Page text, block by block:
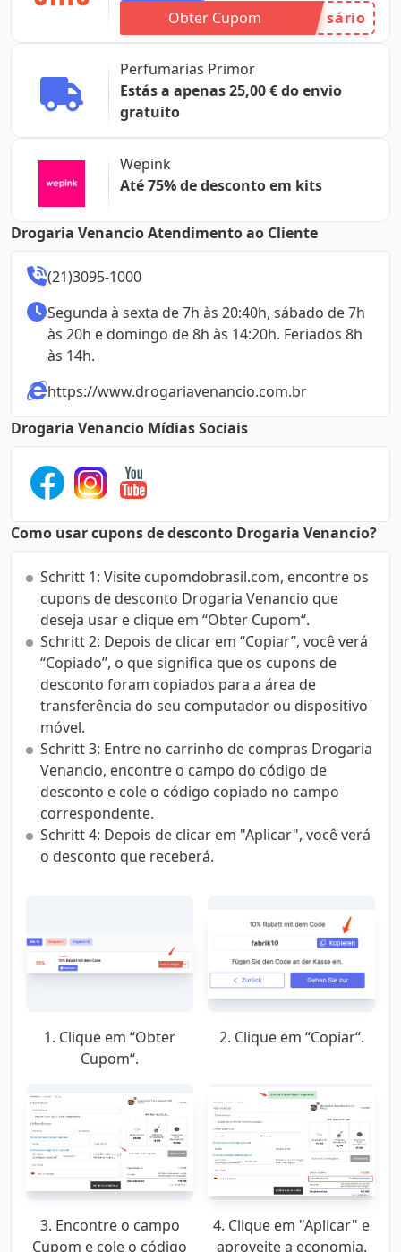
Obter Cupom sário
Perfumarias Primor
Estás a apenas 25,00 € do envio
gratuito
Wepink
Até 75% de desconto em kits
Drogaria Venancio Atendimento ao Cliente
(21)3095-1000
Segunda à sexta de 7h às 20:40h, sábado de 7h
às 20h e domingo de 8h às 14:20h. Feriados 8h
às 14h.
https://www.drogariavenancio.com.br
Drogaria Venancio Mídias Sociais
Como usar cupons de desconto Drogaria Venancio?
Schritt 1: Visite cupomdobrasil.com, encontre os
cupons de desconto Drogaria Venancio que
deseja usar e clique em “Obter Cupom“.
Schritt 2: Depois de clicar em “Copiar”, você verá
“Copiado”, o que significa que os cupons de
desconto foram copiados para a área de
transferência do seu computador ou dispositivo
móvel.
Schritt 3: Entre no carrinho de compras Drogaria
Venancio, encontre o campo do código de
desconto e cole o código copiado no campo
correspondente.
Schritt 4: Depois de clicar em "Aplicar", você verá
o desconto que receberá.
1. Clique em “Obter
Cupom“.
2. Clique em “Copiar“.
3. Encontre o campo
Cupom e cole o código
4. Clique em "Aplicar" e
aproveite a economia.